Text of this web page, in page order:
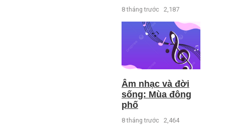
8 tháng trước 2,187
Âm nhạc và đời
sống: Mùa đông
phố
8 tháng trước 2,464